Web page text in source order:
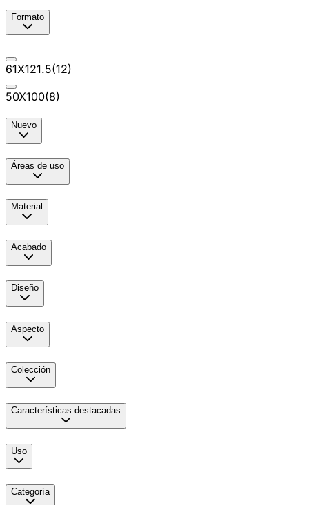
Formato
61X121.5(12)
50X100(8)
Nuevo
Áreas de uso
Material
Acabado
Diseño
Aspecto
Colección
Características destacadas
Uso
Categoría